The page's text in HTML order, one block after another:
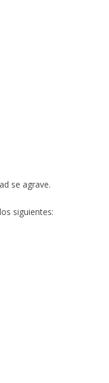
se agrave.
siguientes: